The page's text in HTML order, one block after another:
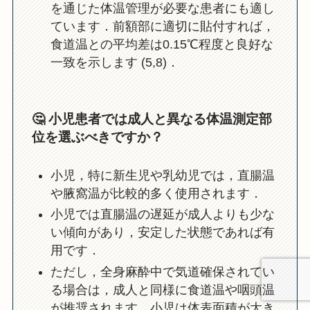
を通じた体温管理が必要な患者にも適し
ています．前額部に適切に貼付すれば，
食道温との平均差は0.15℃程度と良好な
一致を示します (5,8)．
🤔小児患者では成人と異なる体温測定部
位を選ぶべきですか？
小児，特に新生児や乳幼児では，直腸温
や腋窩温が比較的多く使用されます．
小児では直腸温の遅延が成人よりも少な
い傾向があり，安定した状態であれば有
用です．
ただし，全身麻酔中で気道確保されてい
る場合は，成人と同様に食道温や咽頭温